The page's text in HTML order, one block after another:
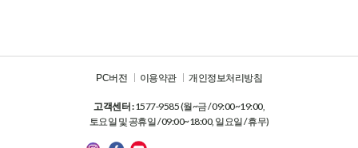
PC버전 이용약관 개인정보처리방침
고객센터 :1577-9585 (월~금 / 09:00~19:00,
토요일 및 공휴일 / 09:00~18:00, 일요일 / 휴무)